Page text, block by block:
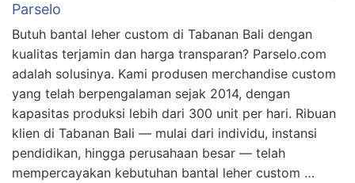
Parselo
Butuh bantal leher custom di Tabanan Bali dengan
kualitas terjamin dan harga transparan? Parselo.com
adalah solusinya. Kami produsen merchandise custom
yang telah berpengalaman sejak 2014, dengan
kapasitas produksi lebih dari 300 unit per hari. Ribuan
klien di Tabanan Bali — mulai dari individu, instansi
pendidikan, hingga perusahaan besar — telah
mempercayakan kebutuhan bantal leher custom …